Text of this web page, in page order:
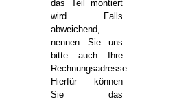
das Teil montiert
wird. Falls
abweichend,
nennen Sie uns
bitte auch Ihre
Rechnungsadresse.
Hierfür können
Sie das